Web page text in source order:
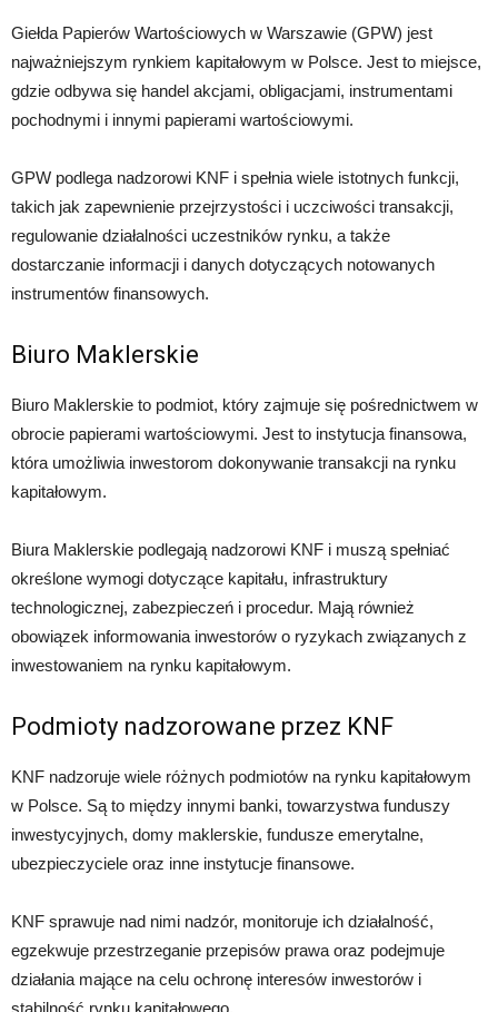
Giełda Papierów Wartościowych w Warszawie (GPW) jest
najważniejszym rynkiem kapitałowym w Polsce. Jest to miejsce,
gdzie odbywa się handel akcjami, obligacjami, instrumentami
pochodnymi i innymi papierami wartościowymi.
GPW podlega nadzorowi KNF i spełnia wiele istotnych funkcji,
takich jak zapewnienie przejrzystości i uczciwości transakcji,
regulowanie działalności uczestników rynku, a także
dostarczanie informacji i danych dotyczących notowanych
instrumentów finansowych.
Biuro Maklerskie
Biuro Maklerskie to podmiot, który zajmuje się pośrednictwem w
obrocie papierami wartościowymi. Jest to instytucja finansowa,
która umożliwia inwestorom dokonywanie transakcji na rynku
kapitałowym.
Biura Maklerskie podlegają nadzorowi KNF i muszą spełniać
określone wymogi dotyczące kapitału, infrastruktury
technologicznej, zabezpieczeń i procedur. Mają również
obowiązek informowania inwestorów o ryzykach związanych z
inwestowaniem na rynku kapitałowym.
Podmioty nadzorowane przez KNF
KNF nadzoruje wiele różnych podmiotów na rynku kapitałowym
w Polsce. Są to między innymi banki, towarzystwa funduszy
inwestycyjnych, domy maklerskie, fundusze emerytalne,
ubezpieczyciele oraz inne instytucje finansowe.
KNF sprawuje nad nimi nadzór, monitoruje ich działalność,
egzekwuje przestrzeganie przepisów prawa oraz podejmuje
działania mające na celu ochronę interesów inwestorów i
stabilność rynku kapitałowego.